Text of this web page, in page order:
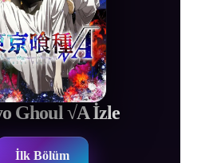
Ghoul √A İzle
İlk Bölüm